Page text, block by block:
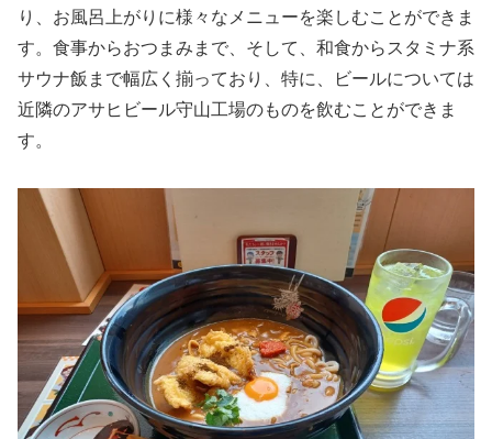
り、お風呂上がりに様々なメニューを楽しむことができま
す。食事からおつまみまで、そして、和食からスタミナ系
サウナ飯まで幅広く揃っており、特に、ビールについては
近隣のアサヒビール守山工場のものを飲むことができま
す。